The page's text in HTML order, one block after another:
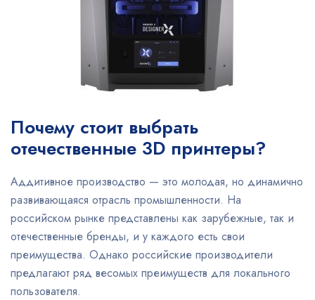
Почему стоит выбрать
отечественные 3D принтеры?
Аддитивное производство — это молодая, но динамично
развивающаяся отрасль промышленности. На
российском рынке представлены как зарубежные, так и
отечественные бренды, и у каждого есть свои
преимущества. Однако российские производители
предлагают ряд весомых преимуществ для локального
пользователя.